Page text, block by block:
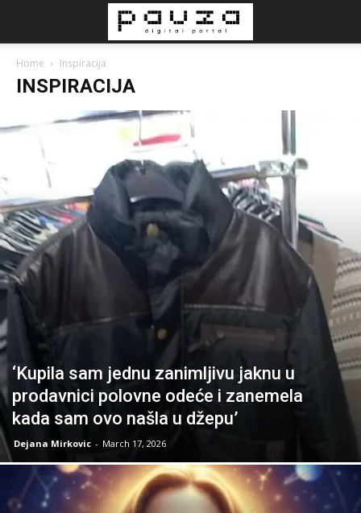
Home Inspiracija
INSPIRACIJA
‘Kupila sam jednu zanimljivu jaknu u
prodavnici polovne odeće i zanemela
kada sam ovo našla u džepu’
Dejana Mirkovic - March 17, 2026